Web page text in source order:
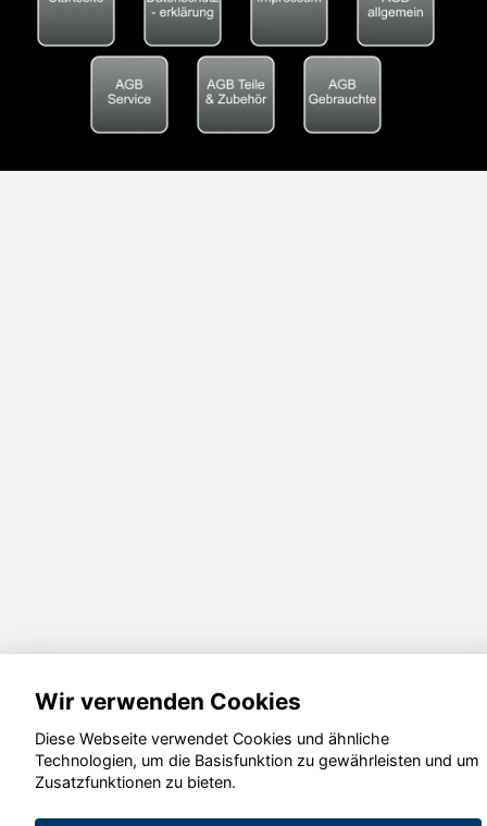
Wir verwenden Cookies
Diese Webseite verwendet Cookies und ähnliche
Technologien, um die Basisfunktion zu gewährleisten und um
Zusatzfunktionen zu bieten.